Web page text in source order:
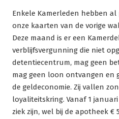
Enkele Kamerleden hebben
onze kaarten van de vorige
Deze maand is er een
verblijfsvergunning die niet
detentiecentrum, mag geen
mag geen loon ontvangen en
de geldeconomie. Zij vallen
loyaliteitskring. Vanaf 1
ziek zijn, wel bij de apotheek €